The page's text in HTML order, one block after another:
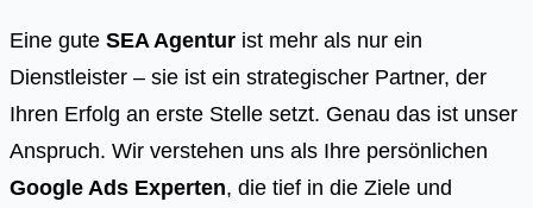
Eine gute SEA Agentur ist mehr als nur ein
Dienstleister – sie ist ein strategischer Partner, der
Ihren Erfolg an erste Stelle setzt. Genau das ist unser
Anspruch. Wir verstehen uns als Ihre persönlichen
Google Ads Experten, die tief in die Ziele und